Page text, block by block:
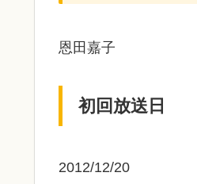
恩田嘉子
初回放送日
2012/12/20